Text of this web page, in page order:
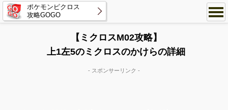
ポケモンピクロス
攻略GOGO
【ミクロスM02攻略】
上1左5のミクロスのかけらの詳細
- スポンサーリンク -